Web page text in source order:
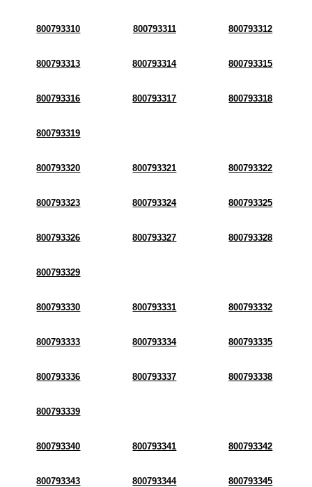
800793310 800793311 800793312
800793313 800793314 800793315
800793316 800793317 800793318
800793319
800793320 800793321 800793322
800793323 800793324 800793325
800793326 800793327 800793328
800793329
800793330 800793331 800793332
800793333 800793334 800793335
800793336 800793337 800793338
800793339
800793340 800793341 800793342
800793343 800793344 800793345